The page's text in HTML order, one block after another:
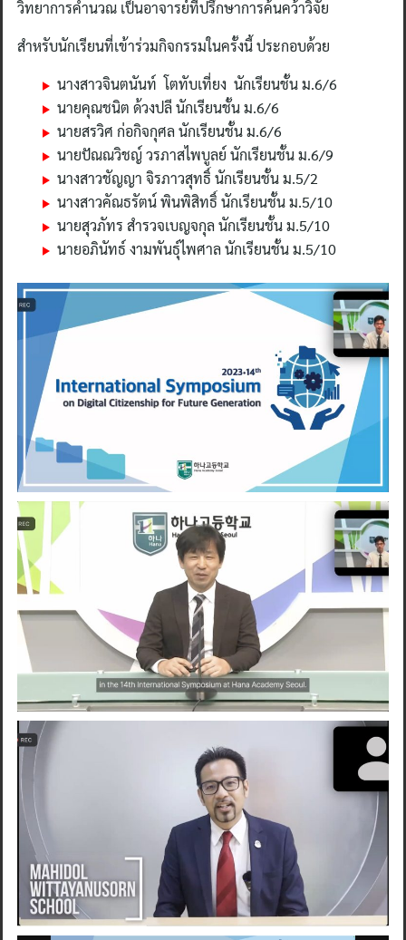
วิทยาการคำนวณ เป็นอาจารย์ที่ปรึกษาการค้นคว้าวิจัย
สำหรับนักเรียนที่เข้าร่วมกิจกรรมในครั้งนี้ ประกอบด้วย
นางสาวจินตนันท์ โตทับเที่ยง นักเรียนชั้น ม.6/6
นายคุณชนิต ด้วงปลี นักเรียนชั้น ม.6/6
นายสรวิศ ก่อกิจกุศล นักเรียนชั้น ม.6/6
นายปัณณวิชญ์ วรภาสไพบูลย์ นักเรียนชั้น ม.6/9
นางสาวชัญญา จิรภาวสุทธิ์ นักเรียนชั้น ม.5/2
นางสาวคัณธรัตน์ พินพิสิทธิ์ นักเรียนชั้น ม.5/10
นายสุวภัทร สำรวจเบญจกุล นักเรียนชั้น ม.5/10
นายอภินัทธ์ งามพันธุ์ไพศาล นักเรียนชั้น ม.5/10